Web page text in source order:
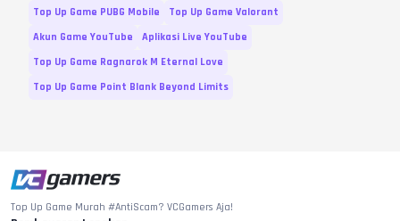
Top Up Game PUBG Mobile
Top Up Game Valorant
Akun Game YouTube
Aplikasi Live YouTube
Top Up Game Ragnarok M Eternal Love
Top Up Game Point Blank Beyond Limits
Top Up Game Murah #AntiScam? VCGamers Aja!